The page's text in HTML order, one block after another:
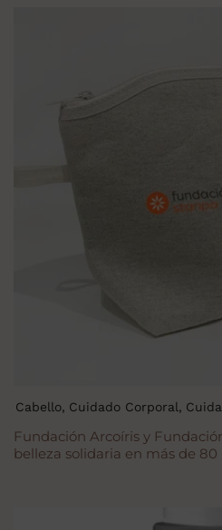
Fundación Arcoíris y
belleza solidaria en más de
Cabello Cuidado Corporal